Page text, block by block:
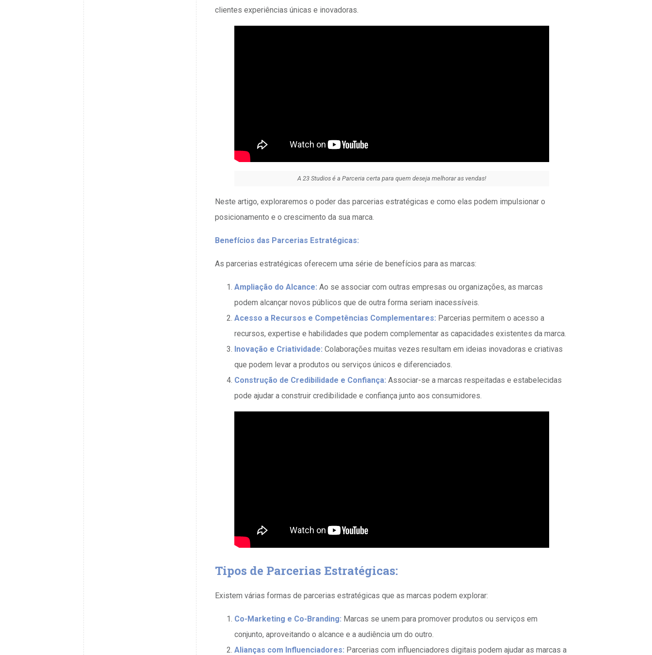
clientes experiências únicas e inovadoras.
A 23 Studios é a Parceria certa para quem deseja melhorar as vendas!
Neste artigo, exploraremos o poder das parcerias estratégicas e como elas podem impulsionar o
posicionamento e o crescimento da sua marca.
Benefícios das Parcerias Estratégicas:
As parcerias estratégicas oferecem uma série de benefícios para as marcas:
Ampliação do Alcance: Ao se associar com outras empresas ou organizações, as marcas
podem alcançar novos públicos que de outra forma seriam inacessíveis.
Acesso a Recursos e Competências Complementares: Parcerias permitem o acesso a
recursos, expertise e habilidades que podem complementar as capacidades existentes da marca.
Inovação e Criatividade: Colaborações muitas vezes resultam em ideias inovadoras e criativas
que podem levar a produtos ou serviços únicos e diferenciados.
Construção de Credibilidade e Confiança: Associar-se a marcas respeitadas e estabelecidas
pode ajudar a construir credibilidade e confiança junto aos consumidores.
Tipos de Parcerias Estratégicas:
Existem várias formas de parcerias estratégicas que as marcas podem explorar:
Co-Marketing e Co-Branding: Marcas se unem para promover produtos ou serviços em
conjunto, aproveitando o alcance e a audiência um do outro.
Alianças com Influenciadores: Parcerias com influenciadores digitais podem ajudar as marcas a